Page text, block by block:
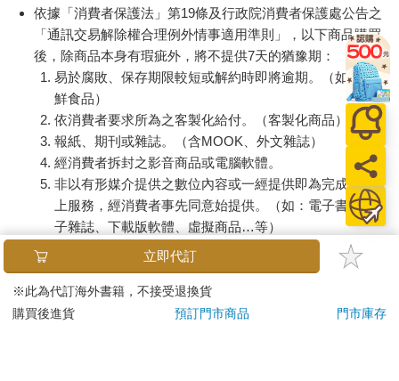
依據「消費者保護法」第19條及行政院消費者保護處公告之
「通訊交易解除權合理例外情事適用準則」，以下商品購買
後，除商品本身有瑕疵外，將不提供7天的猶豫期：
易於腐敗、保存期限較短或解約時即將逾期。（如：生
鮮食品）
依消費者要求所為之客製化給付。（客製化商品）
報紙、期刊或雜誌。（含MOOK、外文雜誌）
經消費者拆封之影音商品或電腦軟體。
非以有形媒介提供之數位內容或一經提供即為完成之線
上服務，經消費者事先同意始提供。（如：電子書、電
子雜誌、下載版軟體、虛擬商品…等）
已拆封之個人衛生用品。（如：內衣褲、刮鬍刀、除毛
若非上列種類商品，均享有到貨7天的猶豫期（含例假
日）。
立即代訂
※此為代訂海外書籍，不接受退換貨
購買後進貨
預訂門市商品 門市庫存